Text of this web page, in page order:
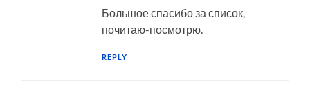
Большое спасибо за список,
почитаю-посмотрю.
REPLY